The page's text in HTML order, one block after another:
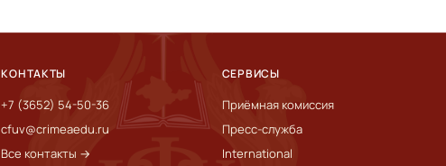
КОНТАКТЫ
+7 (3652) 54-50-36
cfuv@crimeaedu.ru
Все контакты →
СЕРВИСЫ
Приёмная комиссия
Пресс-служба
International